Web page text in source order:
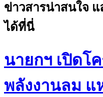
ข่าวสารน่าสนใจ
ได้ที่นี่
นายกฯ เปิดโ
พลังงานลม แ